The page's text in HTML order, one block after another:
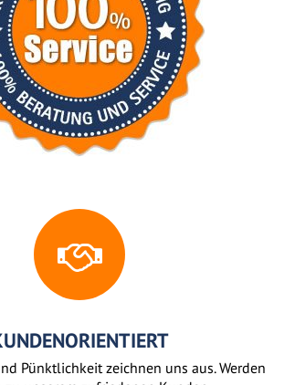
Pünktlichkeit zeichnen uns aus. Werden